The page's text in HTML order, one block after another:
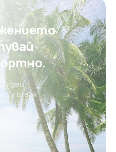
ден:
city break
по